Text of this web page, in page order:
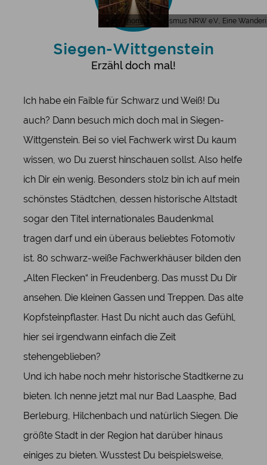
Leo Thomas, Tourismus NRW e.V., Eine
Siegen-Wittgenstein
Erzähl doch mal!
Ich habe ein Faible für Schwarz und Weiß! Du
auch? Dann besuch mich doch mal in Siegen-
Wittgenstein. Bei so viel Fachwerk wirst Du kaum
wissen, wo Du zuerst hinschauen sollst. Also helfe
ich Dir ein wenig. Besonders stolz bin ich auf mein
schönstes Städtchen, dessen historische Altstadt
sogar den Titel internationales Baudenkmal
tragen darf und ein überaus beliebtes Fotomotiv
ist. 80 schwarz-weiße Fachwerkhäuser bilden den
„Alten Flecken“ in Freudenberg. Das musst Du Dir
ansehen. Die kleinen Gassen und Treppen. Das alte
Kopfsteinpflaster. Hast Du nicht auch das Gefühl,
hier sei irgendwann einfach die Zeit
stehengeblieben?
Und ich habe noch mehr historische Stadtkerne zu
bieten. Ich nenne jetzt mal nur Bad Laasphe, Bad
Berleburg, Hilchenbach und natürlich Siegen. Die
größte Stadt in der Region hat darüber hinaus
einiges zu bieten. Wusstest Du beispielsweise,